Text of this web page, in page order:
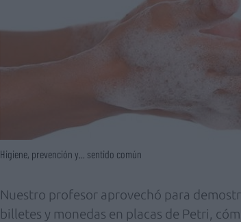
Higiene, prevención y... sentido común
Nuestro profesor aprovechó para
billetes y monedas en placas de Petri,